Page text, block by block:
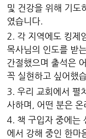
및 건강을 위해 기도
였습니다.
2. 각 지역에도 킹제
목사님의 인도를 받
간절했으며 출석은
꼭 실현하고 싶어했
3. 우리 교회에서 펼
사하며, 어떤 분은
4. 책 구입자 중에는
에서 강해 중인 한마